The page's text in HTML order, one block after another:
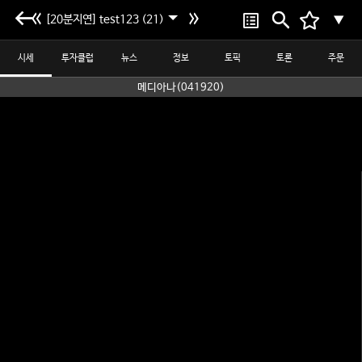
[20분지연] test123 (21) ▼
시세 투자클럽 뉴스 정보 토픽 토론 주문
메디아나(041920)